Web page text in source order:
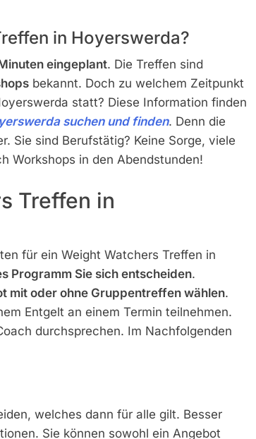
in Hoyerswerda?
eingeplant. Die Treffen sind
bekannt. Doch zu welchem Zeitpunkt
statt? Diese Information finden
suchen und finden. Denn die
Sie sind Berufstätig? Keine Sorge, viele
Workshops in den Abendstunden!
Treffen in
für ein Weight Watchers Treffen in
Programm Sie sich entscheiden.
mit oder ohne Gruppentreffen wählen.
Entgelt an einem Termin teilnehmen.
durchsprechen. Im Nachfolgenden
welches dann für alle gilt. Besser
Sie können sowohl ein Angebot